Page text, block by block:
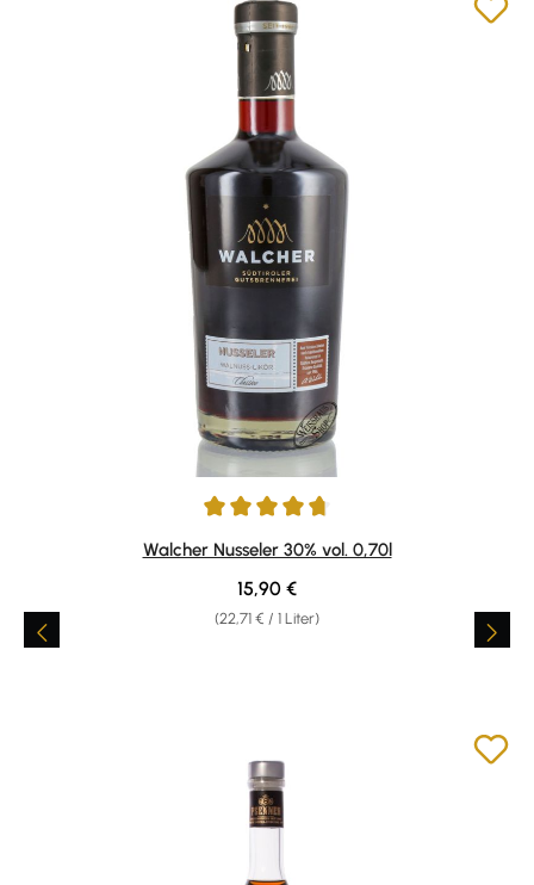
Durchschnittliche Bewertung von 4.84 von 5 Sternen
Walcher Nusseler 30% vol. 0,70l
(22,71 € / 1 Liter)
Regulärer Preis:
15,90 €